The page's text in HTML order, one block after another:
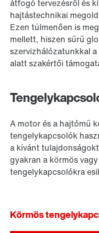
átfogó tervezésről és
hajtástechnikai
Ezen túlmenően is
mellett, hiszen sűrű
szervizhálózatunkkal
alatt szakértői
A motor és a hajtómű
tengelykapcsolók
a kívánt
gyakran a körmös
tengelykapcsolókra
Körmös